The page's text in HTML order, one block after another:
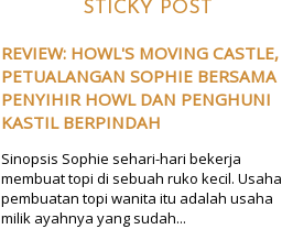
STICKY POST
REVIEW: HOWL'S MOVING CASTLE,
PETUALANGAN SOPHIE BERSAMA
PENYIHIR HOWL DAN PENGHUNI
KASTIL BERPINDAH
Sinopsis Sophie sehari-hari bekerja
membuat topi di sebuah ruko kecil. Usaha
pembuatan topi wanita itu adalah usaha
milik ayahnya yang sudah...